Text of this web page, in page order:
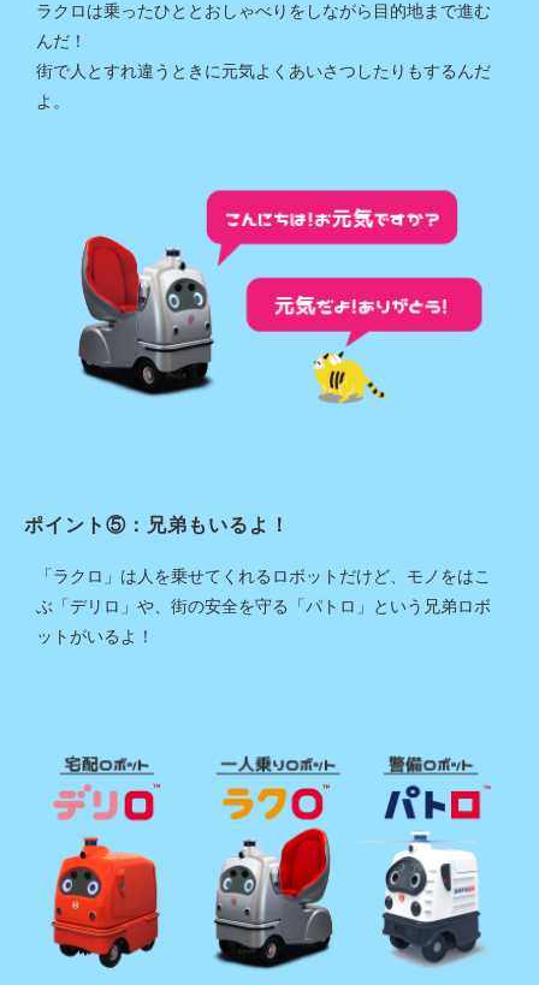
ラクロは乗ったひととおしゃべりをしながら目的地まで進む
んだ！
街で人とすれ違うときに元気よくあいさつしたりもするんだ
よ。
ポイント⑤：兄弟もいるよ！
「ラクロ」は人を乗せてくれるロボットだけど、モノをはこ
ぶ「デリロ」や、街の安全を守る「パトロ」という兄弟ロボ
ットがいるよ！